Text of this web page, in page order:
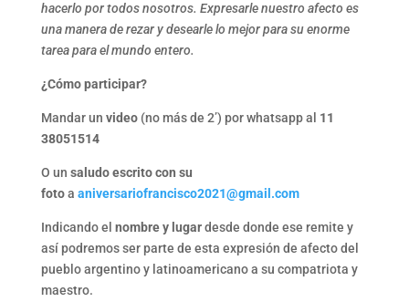
hacerlo por todos nosotros. Expresarle nuestro afecto es
una manera de rezar y desearle lo mejor para su enorme
tarea para el mundo entero.
¿Cómo participar?
Mandar un video (no más de 2’) por whatsapp al 11
38051514
O un saludo escrito con su
fotoa aniversariofrancisco2021@gmail.com
Indicando el nombre y lugardesde donde ese remite y
así podremos ser parte de esta expresión de afecto del
pueblo argentino y latinoamericano a su compatriota y
maestro.